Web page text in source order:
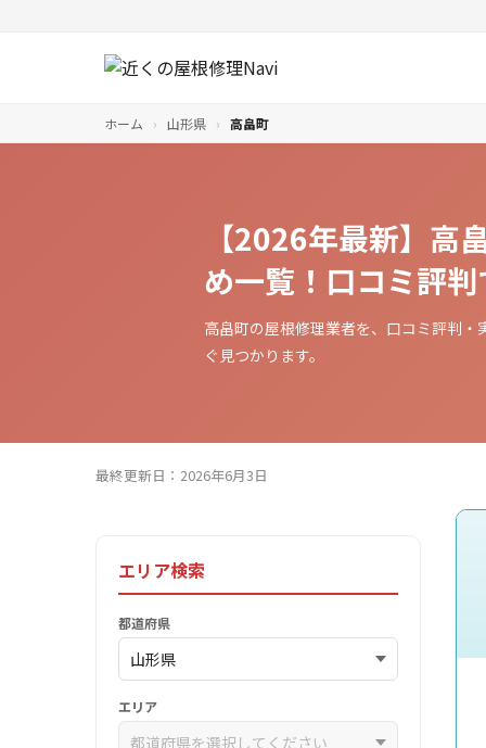
ホーム › 山形県 › 高畠町
【2026年最新】高
め一覧！口コミ評
高畠町の屋根修理業者を、口コミ評判
ぐ見つかります。
最終更新日：2026年6月3日
エリア検索
都道府県
エリア